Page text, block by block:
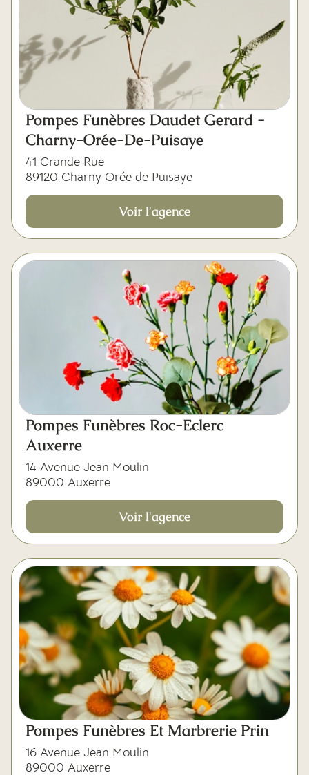
Pompes Funèbres Daudet Gerard -
Charny-Orée-De-Puisaye
41 Grande Rue
89120 Charny Orée de Puisaye
Voir l'agence
Pompes Funèbres Roc-Eclerc
Auxerre
14 Avenue Jean Moulin
89000 Auxerre
Voir l'agence
Pompes Funèbres Et Marbrerie Prin
16 Avenue Jean Moulin
89000 Auxerre